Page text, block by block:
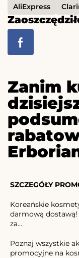
AliExpress
Zanim
SZCZEGÓŁY
Koreańskie
darmową dostawą!
za...
Poznaj wszystkie
promocyjne na